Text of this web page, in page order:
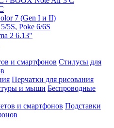
7 (Gen I и II)
5S, Poke 6/6S
2 6.13"
Стилусы для
Перчатки для рисования
Беспроводные
Подставки